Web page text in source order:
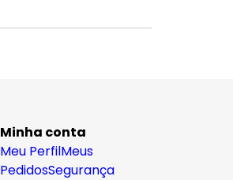
Minha conta
Meu PerfilMeus
PedidosSegurança